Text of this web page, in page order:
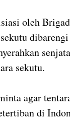
oleh
sekutu.
agar
di